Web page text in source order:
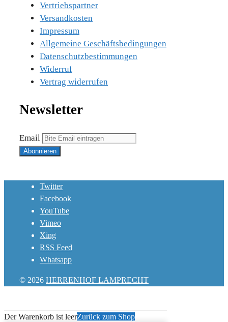
Vertriebspartner
Versandkosten
Impressum
Allgemeine Geschäftsbedingungen
Datenschutzbestimmungen
Widerruf
Vertrag widerrufen
Newsletter
Email
Twitter
Facebook
YouTube
Vimeo
Xing
RSS Feed
Whatsapp
© 2026 HERRENHOF LAMPRECHT
Der Warenkorb ist leerZurück zum Shop